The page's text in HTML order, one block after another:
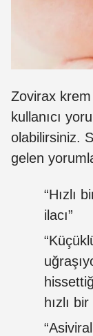
Zovirax
kullanıcı
olabilirsiniz.
gelen
“Hızlı
ilacı”
hızlı